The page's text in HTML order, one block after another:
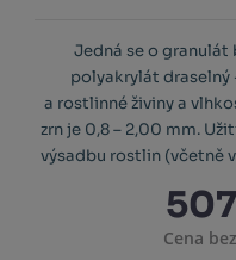
Jedná se o granulát
polyakrylát
a rostlinné živiny a
zrn je 0,8 – 2,00 mm.
výsadbu rostlin (včetně
Cena